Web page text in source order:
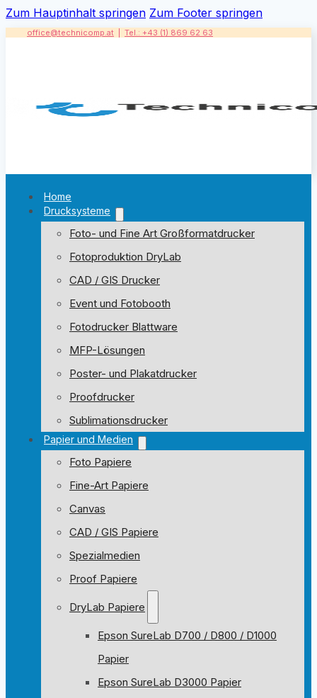
Zum Hauptinhalt springen Zum Footer springen
office@technicomp.at Tel.: +43 (1) 869 62 63
Home
Drucksysteme
Foto- und Fine Art Großformatdrucker
Fotoproduktion DryLab
CAD / GIS Drucker
Event und Fotobooth
Fotodrucker Blattware
MFP-Lösungen
Poster- und Plakatdrucker
Proofdrucker
Sublimationsdrucker
Papier und Medien
Foto Papiere
Fine-Art Papiere
Canvas
CAD / GIS Papiere
Spezialmedien
Proof Papiere
DryLab Papiere
Epson SureLab D700 / D800 / D1000
Papier
Epson SureLab D3000 Papier